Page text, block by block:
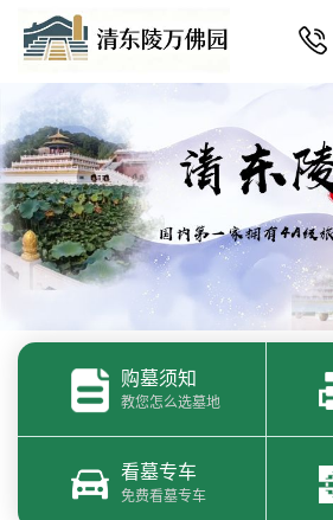
购墓须知
教您怎么选墓地
看墓专车
免费看墓专车